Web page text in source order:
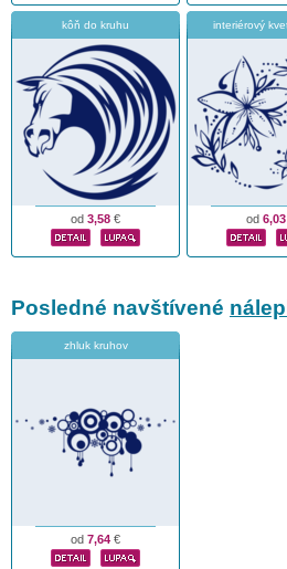
kôň do kruhu
od 3,58 €
interiérový
od 6,03
Posledné navštívené
zhluk kruhov
od 7,64 €